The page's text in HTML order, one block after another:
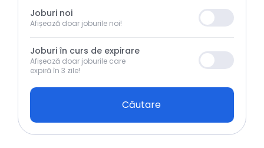
Joburi noi
Afișează doar joburile noi!
Joburi în curs de expirare
Afișează doar joburile care
expiră în 3 zile!
Căutare